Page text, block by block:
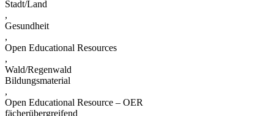
Stadt/Land
,
Gesundheit
,
Open Educational Resources
,
Wald/Regenwald
Bildungsmaterial
,
Open Educational Resource – OER
fächerübergreifend